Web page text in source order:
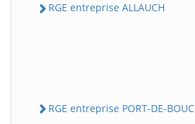
RGE entreprise ALLAUCH
RGE entreprise PORT-DE-BOUC